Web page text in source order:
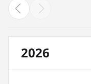
2026